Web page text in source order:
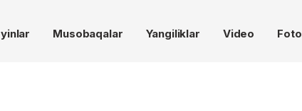
Musobaqalar Yangiliklar Video Foto